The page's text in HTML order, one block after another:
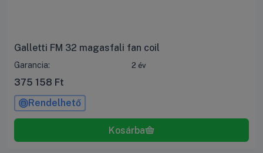
Galletti FM 32 magasfali fan coil
Garancia: 2 év
375 158 Ft
Rendelhető